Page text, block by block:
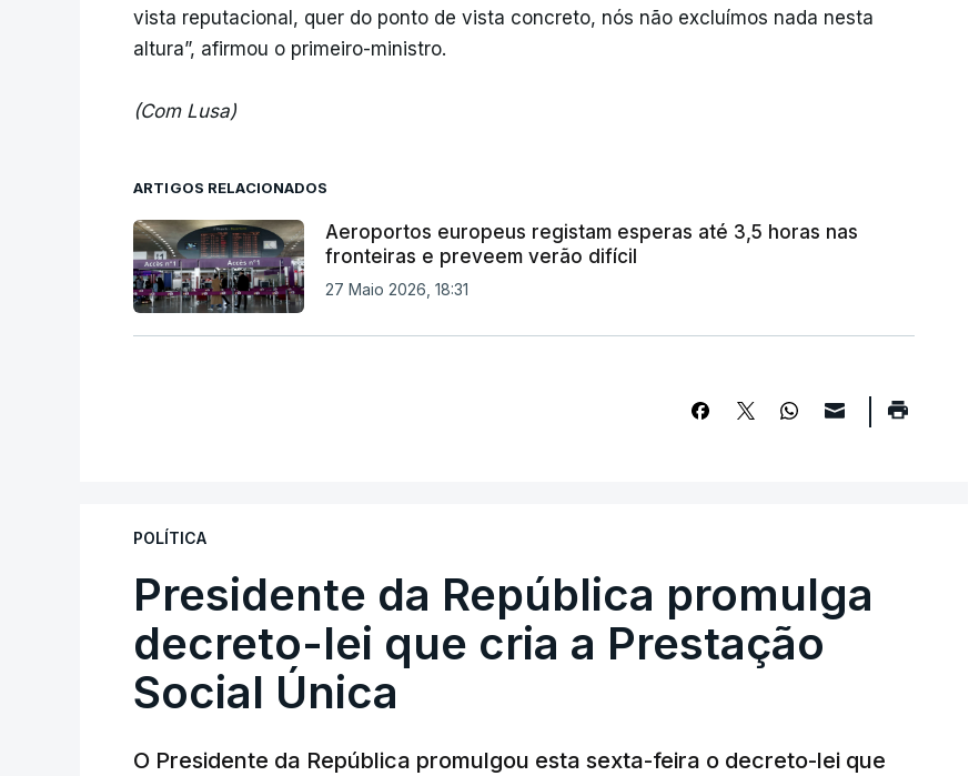
vista reputacional, quer do ponto de vista concreto, nós não excluímos nada nesta
altura”, afirmou o primeiro-ministro.
(Com Lusa)
ARTIGOS RELACIONADOS
Aeroportos europeus registam esperas até 3,5 horas nas
fronteiras e preveem verão difícil
27 Maio 2026, 18:31
POLÍTICA
Presidente da República promulga
decreto-lei que cria a Prestação
Social Única
O Presidente da República promulgou esta sexta-feira o decreto-lei que